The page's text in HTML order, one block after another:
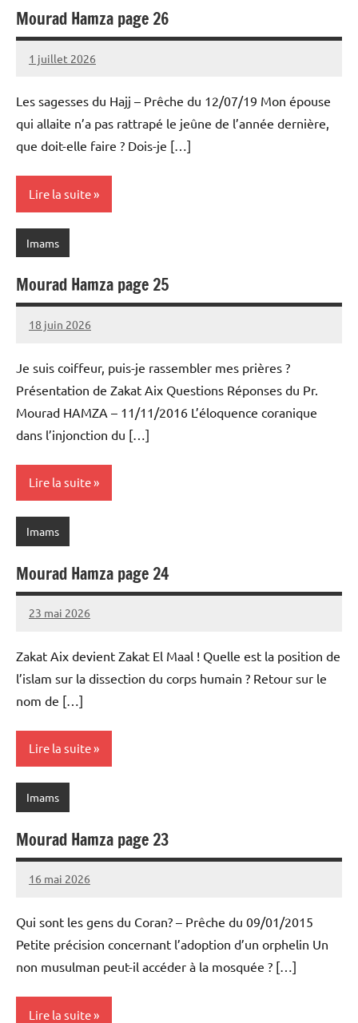
Mourad Hamza page 26
1 juillet 2026
prieres
Les sagesses du Hajj – Prêche du 12/07/19 Mon épouse
qui allaite n’a pas rattrapé le jeûne de l’année dernière,
que doit-elle faire ? Dois-je […]
Lire la suite
Imams
Mourad Hamza page 25
18 juin 2026
prieres
Je suis coiffeur, puis-je rassembler mes prières ?
Présentation de Zakat Aix Questions Réponses du Pr.
Mourad HAMZA – 11/11/2016 L’éloquence coranique
dans l’injonction du […]
Lire la suite
Imams
Mourad Hamza page 24
23 mai 2026
prieres
Zakat Aix devient Zakat El Maal ! Quelle est la position de
l’islam sur la dissection du corps humain ? Retour sur le
nom de […]
Lire la suite
Imams
Mourad Hamza page 23
16 mai 2026
prieres
Qui sont les gens du Coran? – Prêche du 09/01/2015
Petite précision concernant l’adoption d’un orphelin Un
non musulman peut-il accéder à la mosquée ? […]
Lire la suite